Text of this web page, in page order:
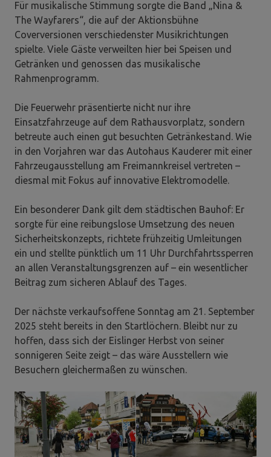
Für musikalische Stimmung sorgte die Band „Nina &
The Wayfarers“, die auf der Aktionsbühne
Coverversionen verschiedenster Musikrichtungen
spielte. Viele Gäste verweilten hier bei Speisen und
Getränken und genossen das musikalische
Rahmenprogramm.
Die Feuerwehr präsentierte nicht nur ihre
Einsatzfahrzeuge auf dem Rathausvorplatz, sondern
betreute auch einen gut besuchten Getränkestand. Wie
in den Vorjahren war das Autohaus Kauderer mit einer
Fahrzeugausstellung am Freimannkreisel vertreten –
diesmal mit Fokus auf innovative Elektromodelle.
Ein besonderer Dank gilt dem städtischen Bauhof: Er
sorgte für eine reibungslose Umsetzung des neuen
Sicherheitskonzepts, richtete frühzeitig Umleitungen
ein und stellte pünktlich um 11 Uhr Durchfahrtssperren
an allen Veranstaltungsgrenzen auf – ein wesentlicher
Beitrag zum sicheren Ablauf des Tages.
Der nächste verkaufsoffene Sonntag am 21. September
2025 steht bereits in den Startlöchern. Bleibt nur zu
hoffen, dass sich der Eislinger Herbst von seiner
sonnigeren Seite zeigt – das wäre Ausstellern wie
Besuchern gleichermaßen zu wünschen.